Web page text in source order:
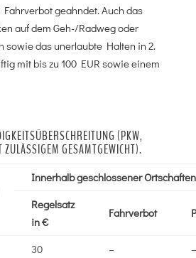
geahndet. Auch das
auf dem Geh-/Radweg oder
sowie das unerlaubte Halten in 2.
mit bis zu 100 EUR sowie einem
(PKW,
GESAMTGEWICHT).
Innerhalb geschlossener Ortschaften
Regelsatz
in €
Fahrverbot
30 –
–